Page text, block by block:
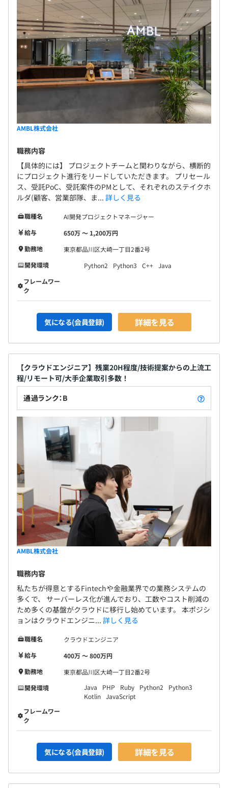
AMBL株式会社
職務内容
【具体的には】 プロジェクトチームと関わりながら、横断的
にプロジェクト進行をリードしていただきます。 プリセール
ス、受託PoC、受託案件のPMとして、それぞれのステイクホ
ルダ(顧客、営業部隊、ま... 詳しく見る
職種名
AI開発プロジェクトマネージャー
給与
650万 〜 1,200万円
勤務地
東京都品川区大崎一丁目2番2号
開発環境
Python2 Python3 C++ Java
フレームワー
ク
気になる(会員登録) 詳細を見る
【クラウドエンジニア】残業20H程度/技術提案からの上流工
程/リモート可/大手企業取引多数！
通過ランク：B
AMBL株式会社
職務内容
私たちが得意とするFintechや金融業界での業務システムの
多くで、 サーバーレス化が進んでおり、工数やコスト削減の
ため多くの基盤がクラウドに移行し始めています。 本ポジシ
ョンはクラウドエンジニ... 詳しく見る
職種名
クラウドエンジニア
給与
400万 〜 800万円
勤務地
東京都品川区大崎一丁目2番2号
開発環境
Java PHP Ruby Python2
Python3
Kotlin JavaScript
フレームワー
ク
気になる(会員登録) 詳細を見る